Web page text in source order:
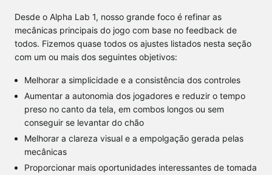
Desde o Alpha Lab 1, nosso grande foco é refinar as
mecânicas principais do jogo com base no feedback de
todos. Fizemos quase todos os ajustes listados nesta seção
com um ou mais dos seguintes objetivos:
Melhorar a simplicidade e a consistência dos controles
Aumentar a autonomia dos jogadores e reduzir o tempo
preso no canto da tela, em combos longos ou sem
conseguir se levantar do chão
Melhorar a clareza visual e a empolgação gerada pelas
mecânicas
Proporcionar mais oportunidades interessantes de tomada